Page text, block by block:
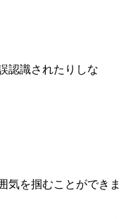
認識されたりしな
気を掴むことができま